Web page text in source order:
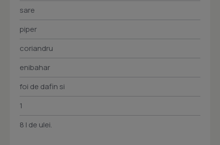
sare
piper
coriandru
enibahar
foi de dafin si
1
8 l de ulei.